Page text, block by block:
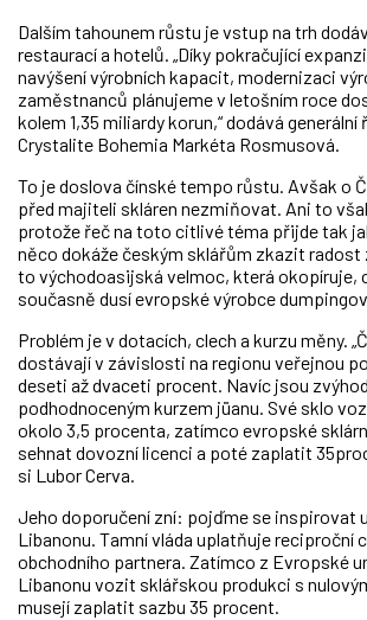
Dalším tahounem růstu je vstup na trh
restaurací a hotelů. „Díky pokračující
navýšení výrobních kapacit, modernizaci
zaměstnanců plánujeme v letošním roce
kolem 1,35 miliardy korun,“ dodává
Crystalite Bohemia Markéta Rosmusová.
To je doslova čínské tempo růstu. Avšak o
před majiteli skláren nezmiňovat. Ani to
protože řeč na toto citlivé téma přijde tak
něco dokáže českým sklářům zkazit radost
to východoasijská velmoc, která okopíruje,
současně dusí evropské výrobce
Problém je v dotacích, clech a kurzu měny.
dostávají v závislosti na regionu veřejnou
deseti až dvaceti procent. Navíc jsou
podhodnoceným kurzem jüanu. Své sklo
okolo 3,5 procenta, zatímco evropské
sehnat dovozní licenci a poté zaplatit
si Lubor Cerva.
Jeho doporučení zní: pojďme se inspirovat
Libanonu. Tamní vláda uplatňuje reciproční
obchodního partnera. Zatímco z Evropské
Libanonu vozit sklářskou produkci s
musejí zaplatit sazbu 35 procent.